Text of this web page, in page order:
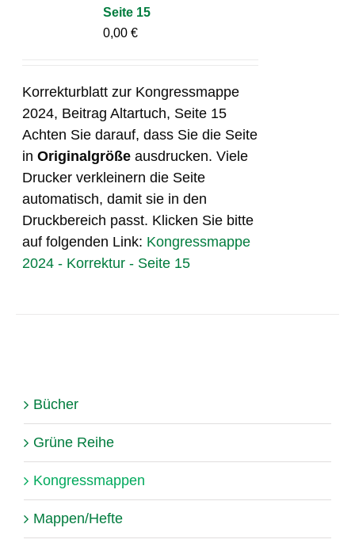
Seite 15
0,00€
Korrekturblatt zur Kongressmappe
2024, Beitrag Altartuch, Seite 15
Achten Sie darauf, dass Sie die Seite
inOriginalgröße ausdrucken. Viele
Drucker verkleinern die Seite
automatisch, damit sie in den
Druckbereich passt. Klicken Sie bitte
auf folgenden Link: Kongressmappe
2024 - Korrektur - Seite 15
Bücher
Grüne Reihe
Kongressmappen
Mappen/Hefte